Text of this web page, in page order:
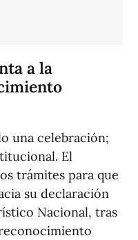
a la
una celebración;
El
trámites para que
su declaración
Nacional, tras